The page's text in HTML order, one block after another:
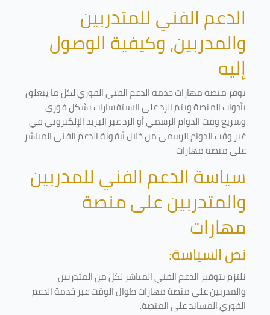
الدعم الفني للمتدربين
والمدربين، وكيفية الوصول
إليه
توفر منصة مهارات خدمة الدعم الفني الفوري لكل ما يتعلق
بأدوات المنصة ويتم الرد على الاستفسارات بشكل فوري
وسريع وقت الدوام الرسمي أو الرد عبر البريد الإلكتروني في
غير وقت الدوام الرسمي من خلال أيقونة الدعم الفني المباشر
على منصة مهارات
سياسة الدعم الفني للمدربين
والمتدربين على منصة
مهارات
نص السياسة:
نلتزم بتوفير الدعم الفني المباشر لكل من المتدربين
والمدربين على منصة مهارات طوال الوقت عبر خدمة الدعم
الفوري المساند على المنصة.